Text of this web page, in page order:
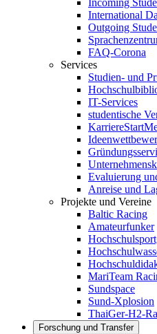
Incoming
International
Outgoing
FAQ-Corona
Services
Studien- und
IT-Services
studentische
Evaluierung
Anreise und
Projekte und Vereine
Baltic Racing
Amateurfunker
MariTeam
Sundspace
Sund-Xplosion
ThaiGer-H2-
Forschung und Transfer